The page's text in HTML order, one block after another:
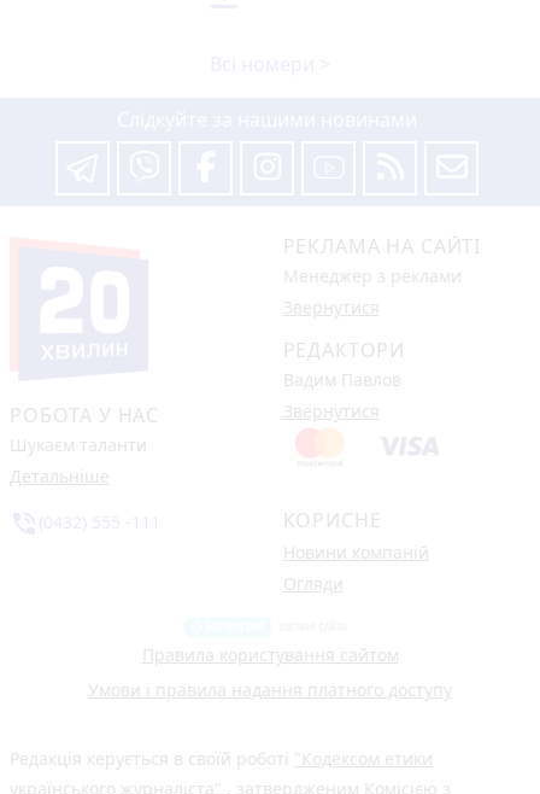
РОБОТА У НАС
Шукаєм таланти
Детальніше
РЕКЛАМА НА САЙТІ
Менеджер з реклами
Звернутися
РЕДАКТОРИ
Вадим Павлов
Звернутися
КОРИСНЕ
Новини компаній
Огляди
Правила користування сайтом
Умови і правила надання платного доступу
Редакція керується в своїй роботі "Кодексом етики
українського журналіста" , затвердженим Комісією з